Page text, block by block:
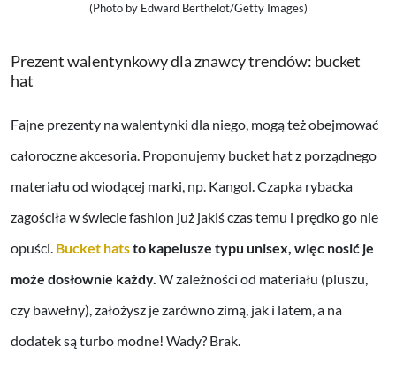
(Photo by Edward Berthelot/Getty Images)
Prezent walentynkowy dla znawcy trendów: bucket
hat
Fajne prezenty na walentynki dla niego, mogą też obejmować
całoroczne akcesoria. Proponujemy bucket hat z porządnego
materiału od wiodącej marki, np. Kangol. Czapka rybacka
zagościła w świecie fashion już jakiś czas temu i prędko go nie
opuści. Bucket hatsto kapelusze typu unisex, więc nosić je
może dosłownie każdy. W zależności od materiału (pluszu,
czy bawełny), założysz je zarówno zimą, jak i latem, a na
dodatek są turbo modne! Wady? Brak.